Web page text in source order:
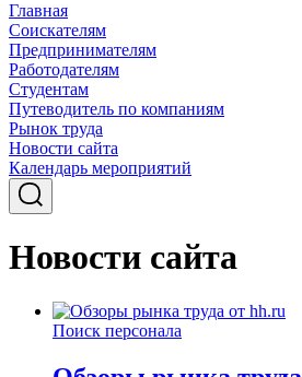
Главная
Соискателям
Предпринимателям
Работодателям
Студентам
Путеводитель по компаниям
Рынок труда
Новости сайта
Календарь мероприятий
Новости сайта
Поиск персонала